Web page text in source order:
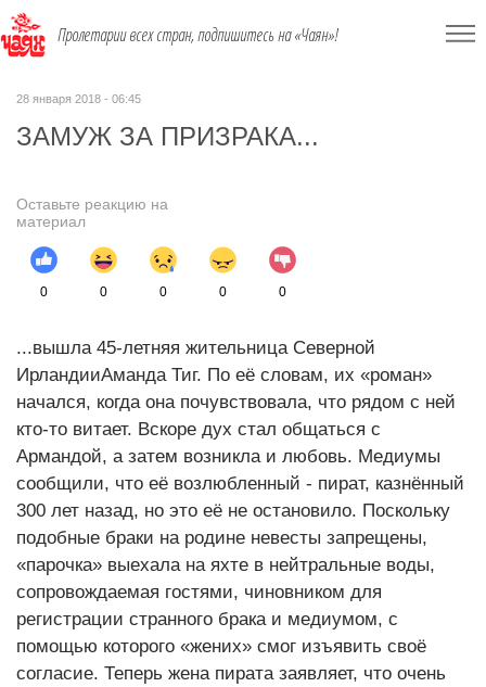
Пролетарии всех стран, подпишитесь на «Чаян»!
28 января 2018 - 06:45
ЗАМУЖ ЗА ПРИЗРАКА...
Оставьте реакцию на
материал
0 0 0 0 0
...вышла 45-летняя жительница Северной
ИрландииАманда Тиг. По её словам, их «роман»
начался, когда она почувствовала, что рядом с ней
кто-то витает. Вскоре дух стал общаться с
Армандой, а затем возникла и любовь. Медиумы
сообщили, что её возлюбленный - пират, казнённый
300 лет назад, но это её не остановило. Поскольку
подобные браки на родине невесты запрещены,
«парочка» выехала на яхте в нейтральные воды,
сопровождаемая гостями, чиновником для
регистрации странного брака и медиумом, с
помощью которого «жених» смог изъявить своё
согласие. Теперь жена пирата заявляет, что очень